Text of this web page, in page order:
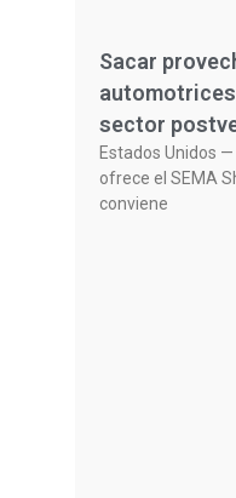
Sacar
sector
Estados Unidos
ofrece el SEMA
conviene